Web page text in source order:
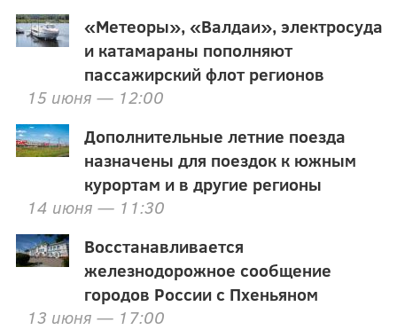
«Метеоры», «Валдаи», электросуда
и катамараны пополняют
пассажирский флот регионов
15 июня — 12:00
Дополнительные летние поезда
назначены для поездок к южным
курортам и в другие регионы
14 июня — 11:30
Восстанавливается
железнодорожное сообщение
городов России с Пхеньяном
13 июня — 17:00